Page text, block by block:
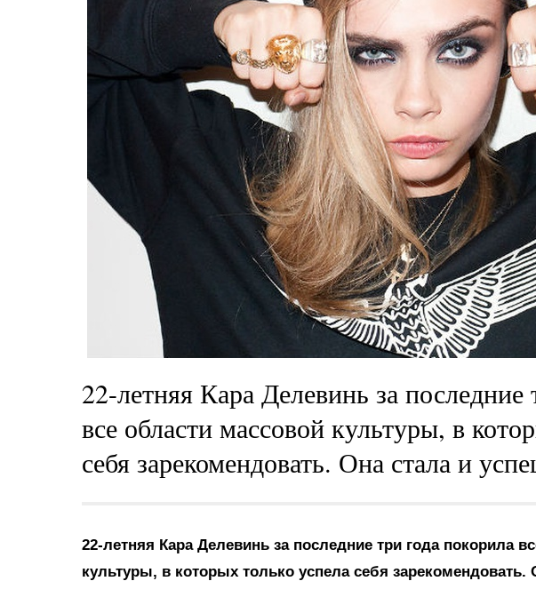
22-летняя Кара Делевинь за последние
все области массовой культуры, в
себя зарекомендовать. Она стала и
22-летняя Кара Делевинь за последние три года покорила
культуры, в которых только успела себя зарекомендовать.